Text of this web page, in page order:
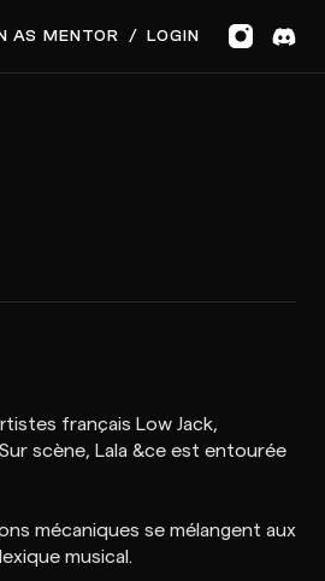
AS MENTOR / LOGIN
français Low Jack,
scène, Lala &ce est entourée
mécaniques se mélangent aux